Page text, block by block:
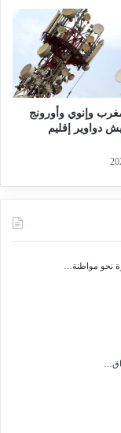
وإنوي وأورونج
دواوير إقليم
نحو مواطنة…